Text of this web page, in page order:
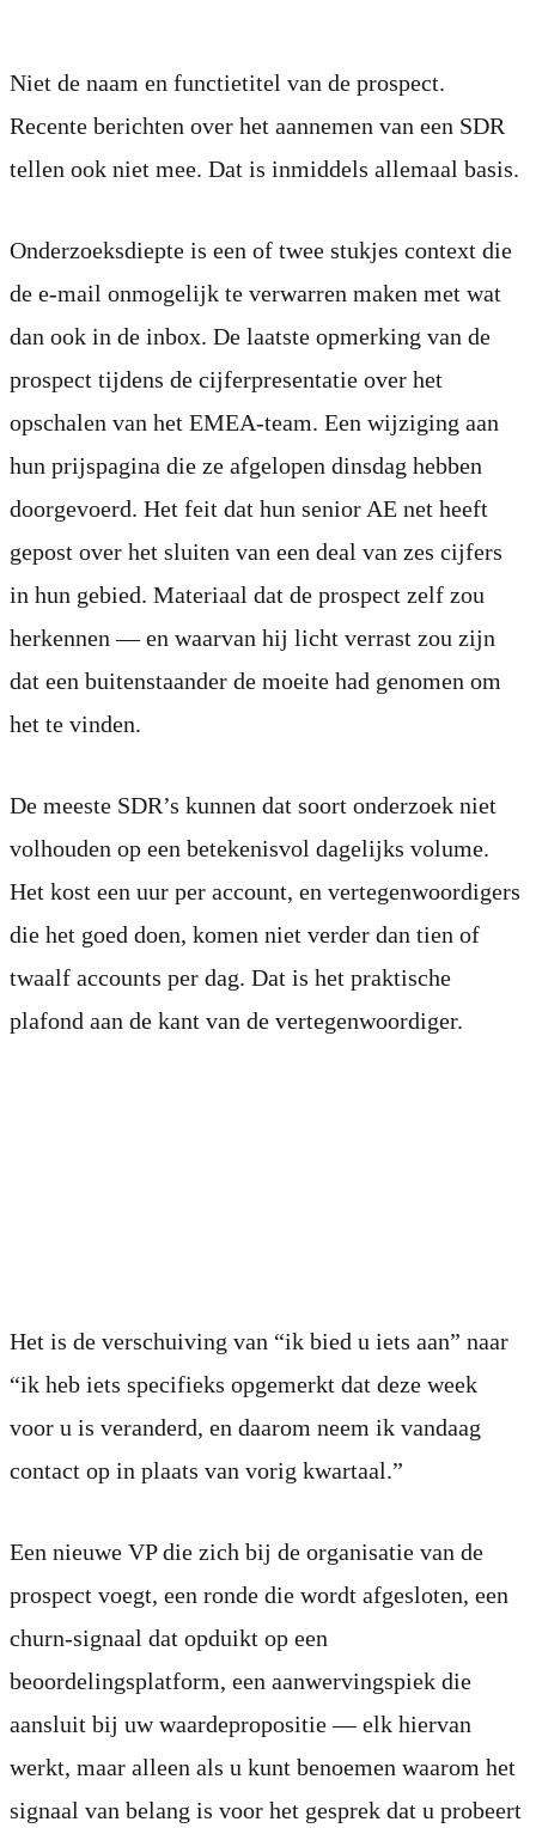
Niet de naam en functietitel van de prospect.
Recente berichten over het aannemen van een SDR
tellen ook niet mee. Dat is inmiddels allemaal basis.
Onderzoeksdiepte is een of twee stukjes context die
de e-mail onmogelijk te verwarren maken met wat
dan ook in de inbox. De laatste opmerking van de
prospect tijdens de cijferpresentatie over het
opschalen van het EMEA-team. Een wijziging aan
hun prijspagina die ze afgelopen dinsdag hebben
doorgevoerd. Het feit dat hun senior AE net heeft
gepost over het sluiten van een deal van zes cijfers
in hun gebied. Materiaal dat de prospect zelf zou
herkennen — en waarvan hij licht verrast zou zijn
dat een buitenstaander de moeite had genomen om
het te vinden.
De meeste SDR’s kunnen dat soort onderzoek niet
volhouden op een betekenisvol dagelijks volume.
Het kost een uur per account, en vertegenwoordigers
die het goed doen, komen niet verder dan tien of
twaalf accounts per dag. Dat is het praktische
plafond aan de kant van de vertegenwoordiger.
Het is de verschuiving van “ik bied u iets aan” naar
“ik heb iets specifieks opgemerkt dat deze week
voor u is veranderd, en daarom neem ik vandaag
contact op in plaats van vorig kwartaal.”
Een nieuwe VP die zich bij de organisatie van de
prospect voegt, een ronde die wordt afgesloten, een
churn-signaal dat opduikt op een
beoordelingsplatform, een aanwervingspiek die
aansluit bij uw waardepropositie — elk hiervan
werkt, maar alleen als u kunt benoemen waarom het
signaal van belang is voor het gesprek dat u probeert